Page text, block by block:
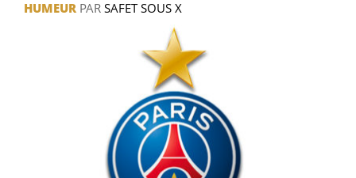
HUMEUR PAR SAFET SOUS X